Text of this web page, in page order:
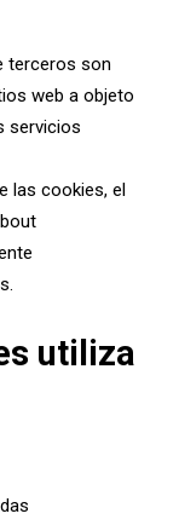
terceros son
web a objeto
servicios
las cookies, el
.
utiliza